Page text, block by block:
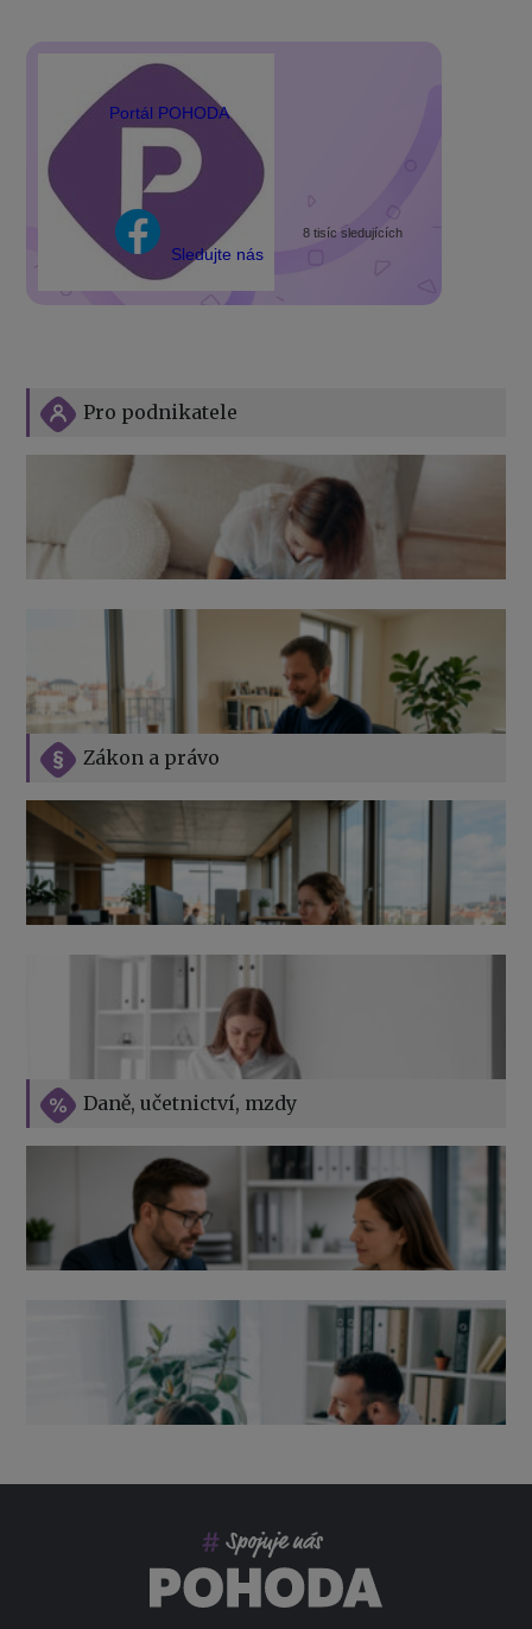
Portál POHODA
Sledujte nás
8 tisíc sledujících
Daně, učetnictví, mzdy
Zákon a právo
Vše o překážkách v práci na straně zaměstnavatele
Výpověď ze zdravotních důvodů 2026 – průvodce pro
zaměstnavatele
Pro podnikatele
Jak na podnikání při rodičovské dovolené
Přehledy pro OSSZ a zdravotní pojišťovny – jak na ně
v roce 2026